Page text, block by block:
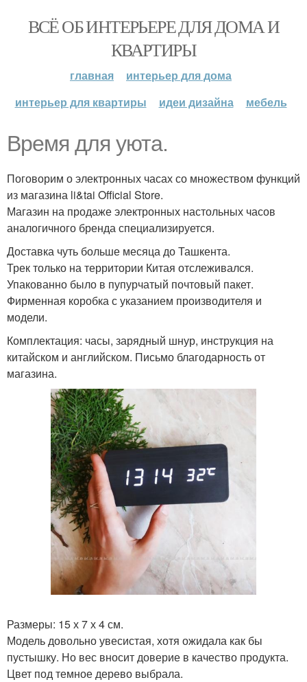
ВСЁ ОБ ИНТЕРЬЕРЕ ДЛЯ ДОМА И
КВАРТИРЫ
главная
интерьер для дома
интерьер для квартиры
идеи дизайна мебель
Время для уюта.
Поговорим о электронных часах со множеством функций
из магазина li&tai Official Store.
Магазин на продаже электронных настольных часов
аналогичного бренда специализируется.
Доставка чуть больше месяца до Ташкента.
Трек только на территории Китая отслеживался.
Упакованно было в пупурчатый почтовый пакет.
Фирменная коробка с указанием производителя и
модели.
Комплектация: часы, зарядный шнур, инструкция на
китайском и английском. Письмо благодарность от
магазина.
Размеры: 15 х 7 х 4 см.
Модель довольно увесистая, хотя ожидала как бы
пустышку. Но вес вносит доверие в качество продукта.
Цвет под темное дерево выбрала.